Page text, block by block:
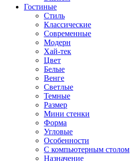
Гостиные
Стиль
Классические
Современные
Модерн
Хай-тек
Цвет
Белые
Венге
Светлые
Темные
Размер
Мини стенки
Форма
Угловые
Особенности
С компьютерным столом
Назначение